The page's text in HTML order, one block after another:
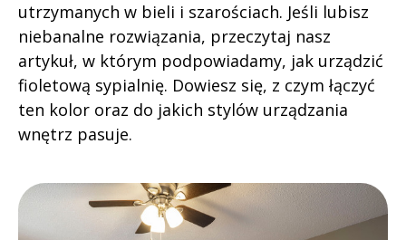
utrzymanych w bieli i szarościach. Jeśli lubisz
niebanalne rozwiązania, przeczytaj nasz
artykuł, w którym podpowiadamy, jak urządzić
fioletową sypialnię. Dowiesz się, z czym łączyć
ten kolor oraz do jakich stylów urządzania
wnętrz pasuje.